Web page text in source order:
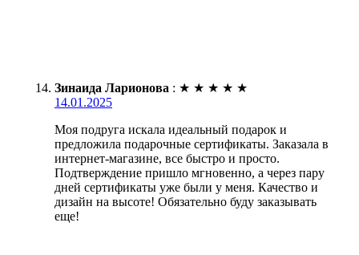
Зинаида Ларионова : ★ ★ ★ ★ ★
14.01.2025
Моя подруга искала идеальный подарок и
предложила подарочные сертификаты. Заказала в
интернет-магазине, все быстро и просто.
Подтверждение пришло мгновенно, а через пару
дней сертификаты уже были у меня. Качество и
дизайн на высоте! Обязательно буду заказывать
еще!